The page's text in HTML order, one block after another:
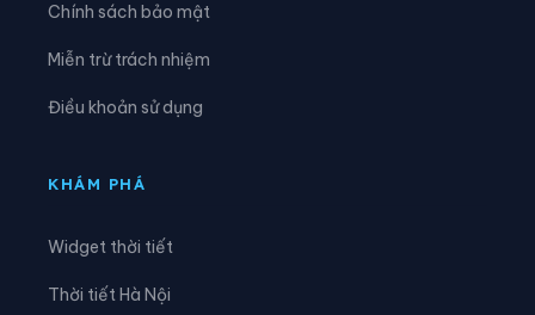
Xã Vinh Quý
Chính sách bảo mật
Miễn trừ trách nhiệm
Điều khoản sử dụng
KHÁM PHÁ
Widget thời tiết
Thời tiết Hà Nội